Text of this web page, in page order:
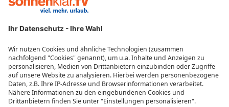
Reisebüros
Datenschutzeinstellungen
MEHR VON SONNENKLAR.TV